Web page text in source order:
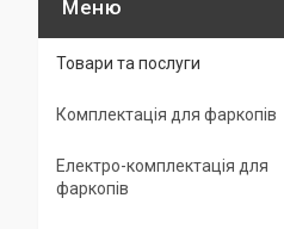
Товари та послуги
Комплектація для фаркопів
Електро-комплектація для
фаркопів